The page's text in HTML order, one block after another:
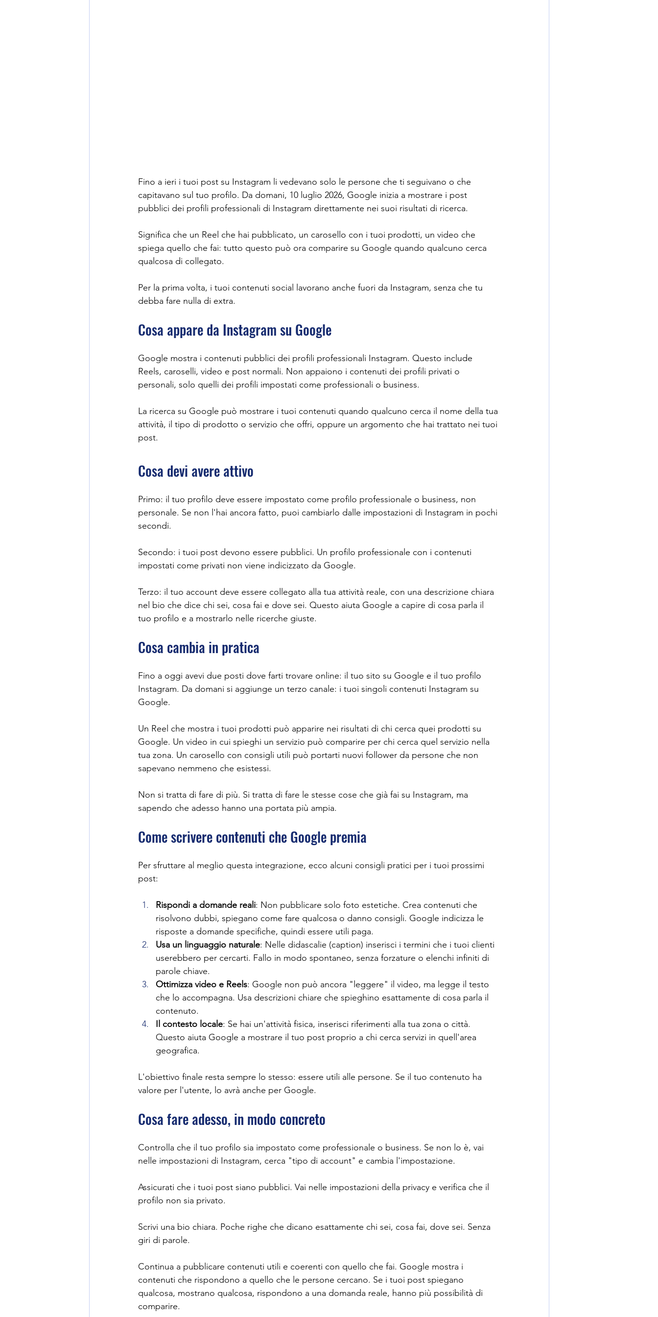
Fino a ieri i tuoi post su Instagram li vedevano solo le persone che ti seguivano o che
capitavano sul tuo profilo. Da domani, 10 luglio 2026, Google inizia a mostrare i post
pubblici dei profili professionali di Instagram direttamente nei suoi risultati di ricerca.
Significa che un Reel che hai pubblicato, un carosello con i tuoi prodotti, un video che
spiega quello che fai: tutto questo può ora comparire su Google quando qualcuno cerca
qualcosa di collegato.
Per la prima volta, i tuoi contenuti social lavorano anche fuori da Instagram, senza che tu
debba fare nulla di extra.
Cosa appare da Instagram su Google
Google mostra i contenuti pubblici dei profili professionali Instagram. Questo include
Reels, caroselli, video e post normali. Non appaiono i contenuti dei profili privati o
personali, solo quelli dei profili impostati come professionali o business.
La ricerca su Google può mostrare i tuoi contenuti quando qualcuno cerca il nome della tua
attività, il tipo di prodotto o servizio che offri, oppure un argomento che hai trattato nei tuoi
post.
Cosa devi avere attivo
Primo: il tuo profilo deve essere impostato come profilo professionale o business, non
personale. Se non l'hai ancora fatto, puoi cambiarlo dalle impostazioni di Instagram in pochi
secondi.
Secondo: i tuoi post devono essere pubblici. Un profilo professionale con i contenuti
impostati come privati non viene indicizzato da Google.
Terzo: il tuo account deve essere collegato alla tua attività reale, con una descrizione chiara
nel bio che dice chi sei, cosa fai e dove sei. Questo aiuta Google a capire di cosa parla il
tuo profilo e a mostrarlo nelle ricerche giuste.
Cosa cambia in pratica
Fino a oggi avevi due posti dove farti trovare online: il tuo sito su Google e il tuo profilo
Instagram. Da domani si aggiunge un terzo canale: i tuoi singoli contenuti Instagram su
Google.
Un Reel che mostra i tuoi prodotti può apparire nei risultati di chi cerca quei prodotti su
Google. Un video in cui spieghi un servizio può comparire per chi cerca quel servizio nella
tua zona. Un carosello con consigli utili può portarti nuovi follower da persone che non
sapevano nemmeno che esistessi.
Non si tratta di fare di più. Si tratta di fare le stesse cose che già fai su Instagram, ma
sapendo che adesso hanno una portata più ampia.
Come scrivere contenuti che Google premia
Per sfruttare al meglio questa integrazione, ecco alcuni consigli pratici per i tuoi prossimi
post:
Rispondi a domande reali: Non pubblicare solo foto estetiche. Crea contenuti che
risolvono dubbi, spiegano come fare qualcosa o danno consigli. Google indicizza le
risposte a domande specifiche, quindi essere utili paga.
Usa un linguaggio naturale: Nelle didascalie (caption) inserisci i termini che i tuoi clienti
userebbero per cercarti. Fallo in modo spontaneo, senza forzature o elenchi infiniti di
parole chiave.
Ottimizza video e Reels: Google non può ancora "leggere" il video, ma legge il testo
che lo accompagna. Usa descrizioni chiare che spieghino esattamente di cosa parla il
contenuto.
Il contesto locale: Se hai un'attività fisica, inserisci riferimenti alla tua zona o città.
Questo aiuta Google a mostrare il tuo post proprio a chi cerca servizi in quell'area
geografica.
L'obiettivo finale resta sempre lo stesso: essere utili alle persone. Se il tuo contenuto ha
valore per l'utente, lo avrà anche per Google.
Cosa fare adesso, in modo concreto
Controlla che il tuo profilo sia impostato come professionale o business. Se non lo è, vai
nelle impostazioni di Instagram, cerca "tipo di account" e cambia l'impostazione.
Assicurati che i tuoi post siano pubblici. Vai nelle impostazioni della privacy e verifica che il
profilo non sia privato.
Scrivi una bio chiara. Poche righe che dicano esattamente chi sei, cosa fai, dove sei. Senza
giri di parole.
Continua a pubblicare contenuti utili e coerenti con quello che fai. Google mostra i
contenuti che rispondono a quello che le persone cercano. Se i tuoi post spiegano
qualcosa, mostrano qualcosa, rispondono a una domanda reale, hanno più possibilità di
comparire.